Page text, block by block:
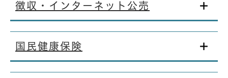
徴収・インターネット公売
国民健康保険